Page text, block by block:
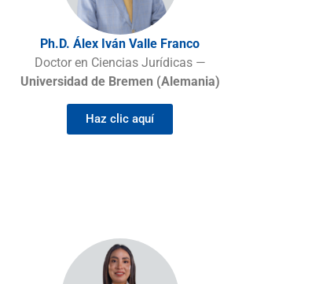
Ph.D. Álex Iván Valle Franco
Doctor en Ciencias Jurídicas —
Universidad de Bremen (Alemania)
Haz clic aquí